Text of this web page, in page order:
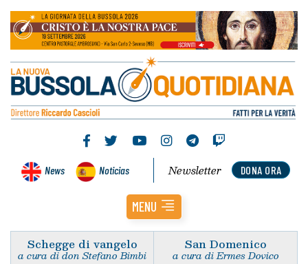
News Noticias DONA ORA
Newsletter
MENU
Schegge di vangelo
a cura di don Stefano Bimbi
San Domenico
a cura di Ermes Dovico